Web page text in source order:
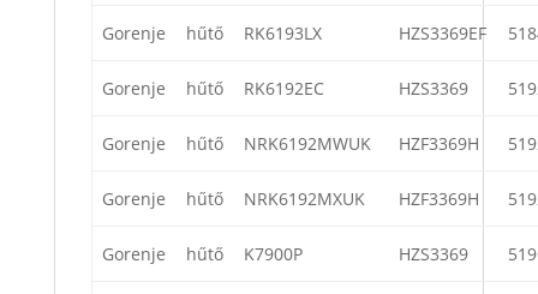
Gorenje hűtő RK6193LX HZS3369EF
Gorenje hűtő RK6192EC HZS3369
Gorenje hűtő NRK6192MWUK HZF3369H
Gorenje hűtő NRK6192MXUK HZF3369H
Gorenje hűtő K7900P HZS3369